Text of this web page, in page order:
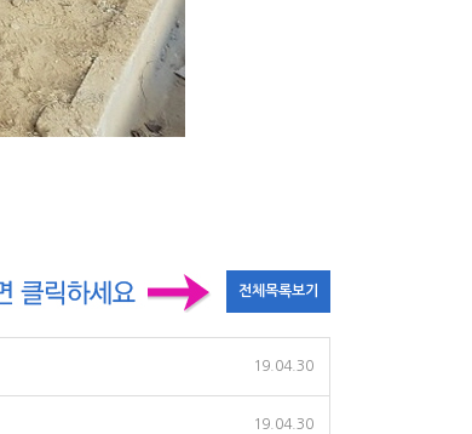
19.04.30
19.04.30